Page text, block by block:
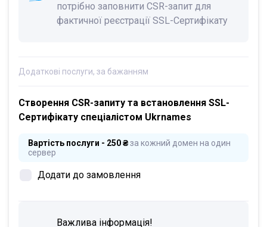
потрібно заповнити CSR-запит для
фактичної реєстрації SSL-Сертифікату
Додаткові послуги, за бажанням
Створення CSR-запиту та встановлення SSL-
Сертифікату спеціалістом Ukrnames
Додати до замовлення
Вартість послуги - 250 ₴за кожний домен на один
сервер
Важлива інформація!